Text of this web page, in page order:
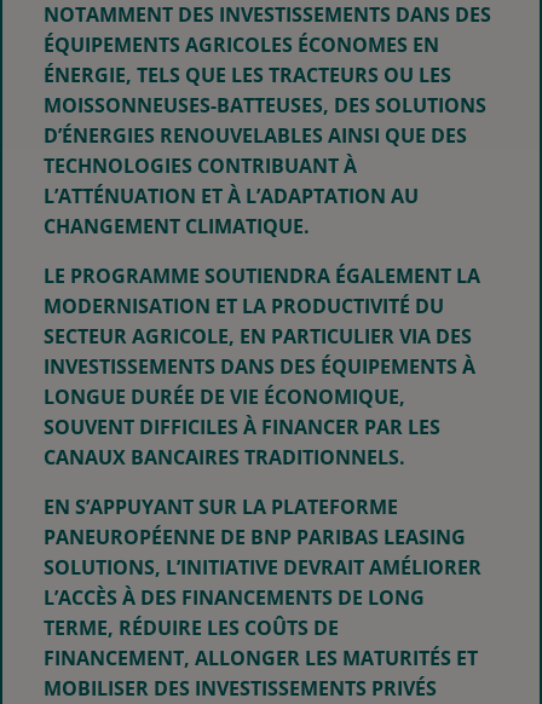
NOTAMMENT DES INVESTISSEMENTS DANS DES
ÉQUIPEMENTS AGRICOLES ÉCONOMES EN
ÉNERGIE, TELS QUE LES TRACTEURS OU LES
MOISSONNEUSES-BATTEUSES, DES SOLUTIONS
D’ÉNERGIES RENOUVELABLES AINSI QUE DES
TECHNOLOGIES CONTRIBUANT À
L’ATTÉNUATION ET À L’ADAPTATION AU
CHANGEMENT CLIMATIQUE.
LE PROGRAMME SOUTIENDRA ÉGALEMENT LA
MODERNISATION ET LA PRODUCTIVITÉ DU
SECTEUR AGRICOLE, EN PARTICULIER VIA DES
INVESTISSEMENTS DANS DES ÉQUIPEMENTS À
LONGUE DURÉE DE VIE ÉCONOMIQUE,
SOUVENT DIFFICILES À FINANCER PAR LES
CANAUX BANCAIRES TRADITIONNELS.
EN S’APPUYANT SUR LA PLATEFORME
PANEUROPÉENNE DE BNP PARIBAS LEASING
SOLUTIONS, L’INITIATIVE DEVRAIT AMÉLIORER
L’ACCÈS À DES FINANCEMENTS DE LONG
TERME, RÉDUIRE LES COÛTS DE
FINANCEMENT, ALLONGER LES MATURITÉS ET
MOBILISER DES INVESTISSEMENTS PRIVÉS